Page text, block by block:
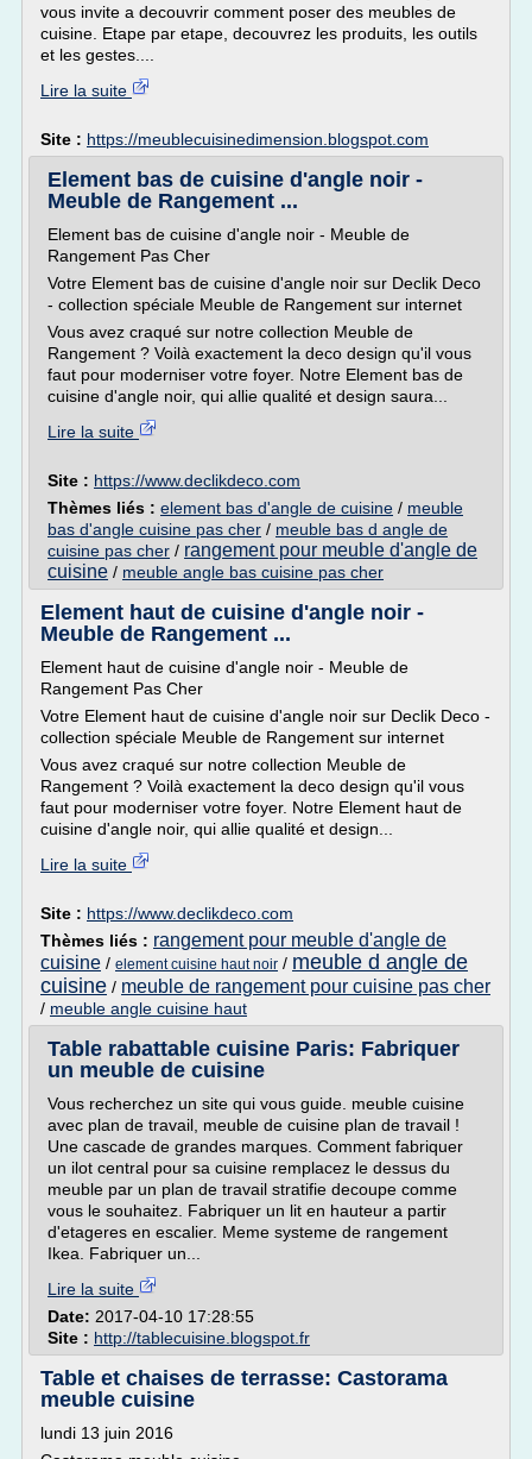
vous invite a decouvrir comment poser des meubles de
cuisine. Etape par etape, decouvrez les produits, les outils
et les gestes....
Lire la suite
Site : https://meublecuisinedimension.blogspot.com
Element bas de cuisine d'angle noir -
Meuble de Rangement ...
Element bas de cuisine d'angle noir - Meuble de
Rangement Pas Cher
Votre Element bas de cuisine d'angle noir sur Declik Deco
- collection spéciale Meuble de Rangement sur internet
Vous avez craqué sur notre collection Meuble de
Rangement ? Voilà exactement la deco design qu'il vous
faut pour moderniser votre foyer. Notre Element bas de
cuisine d'angle noir, qui allie qualité et design saura...
Lire la suite
Site : https://www.declikdeco.com
Thèmes liés : element bas d'angle de cuisine / meuble
bas d'angle cuisine pas cher / meuble bas d angle de
cuisine pas cher / rangement pour meuble d'angle de
cuisine / meuble angle bas cuisine pas cher
Element haut de cuisine d'angle noir -
Meuble de Rangement ...
Element haut de cuisine d'angle noir - Meuble de
Rangement Pas Cher
Votre Element haut de cuisine d'angle noir sur Declik Deco -
collection spéciale Meuble de Rangement sur internet
Vous avez craqué sur notre collection Meuble de
Rangement ? Voilà exactement la deco design qu'il vous
faut pour moderniser votre foyer. Notre Element haut de
cuisine d'angle noir, qui allie qualité et design...
Lire la suite
Site : https://www.declikdeco.com
Thèmes liés : rangement pour meuble d'angle de
cuisine / element cuisine haut noir / meuble d angle de
cuisine / meuble de rangement pour cuisine pas cher
/ meuble angle cuisine haut
Table rabattable cuisine Paris: Fabriquer
un meuble de cuisine
Vous recherchez un site qui vous guide. meuble cuisine
avec plan de travail, meuble de cuisine plan de travail !
Une cascade de grandes marques. Comment fabriquer
un ilot central pour sa cuisine remplacez le dessus du
meuble par un plan de travail stratifie decoupe comme
vous le souhaitez. Fabriquer un lit en hauteur a partir
d'etageres en escalier. Meme systeme de rangement
Ikea. Fabriquer un...
Lire la suite
Date: 2017-04-10 17:28:55
Site : http://tablecuisine.blogspot.fr
Table et chaises de terrasse: Castorama
meuble cuisine
lundi 13 juin 2016